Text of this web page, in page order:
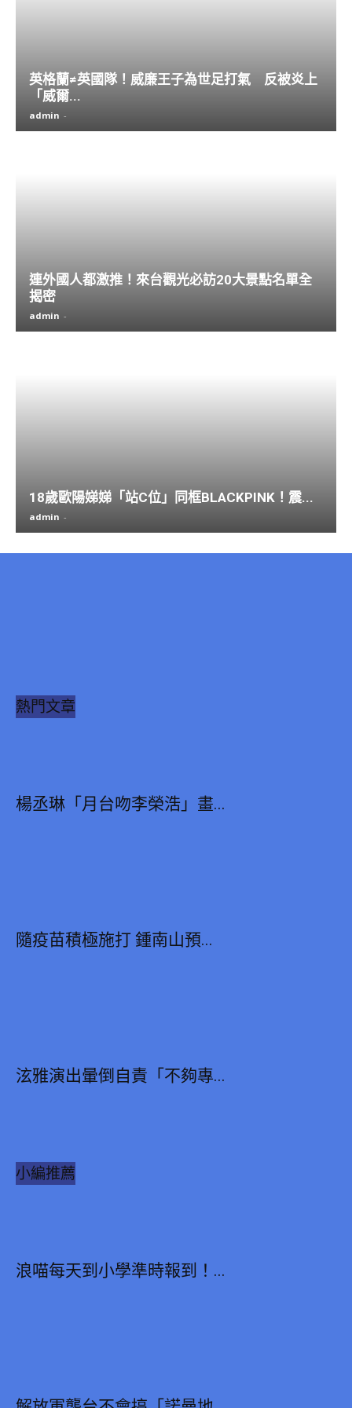
英格蘭≠英國隊！威廉王子為世足打氣 反被炎上
「威爾...
admin -
連外國人都激推！來台觀光必訪20大景點名單全
揭密
admin -
18歲歐陽娣娣「站C位」同框BLACKPINK！震...
admin -
熱門文章
楊丞琳「月台吻李榮浩」畫...
隨疫苗積極施打 鍾南山預...
泫雅演出暈倒自責「不夠專...
小編推薦
浪喵每天到小學準時報到！...